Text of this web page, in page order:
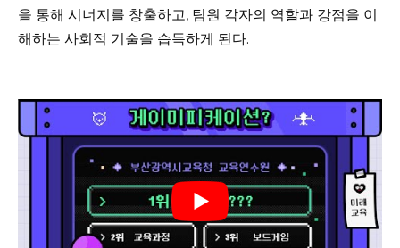
을 통해 시너지를 창출하고, 팀원 각자의 역할과 강점을 이
해하는 사회적 기술을 습득하게 된다.